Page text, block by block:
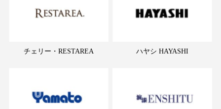
チェリー・RESTAREA ハヤシ HAYASHI